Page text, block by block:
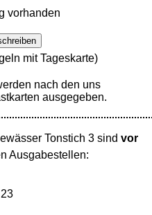
vorhanden
mit Tageskarte)
nach den uns
ausgegeben.
Tonstich 3 sind vor
Ausgabestellen: